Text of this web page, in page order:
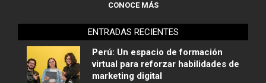
CONOCE MÁS
ENTRADAS RECIENTES
Perú: Un espacio de formación
virtual para reforzar habilidades de
marketing digital